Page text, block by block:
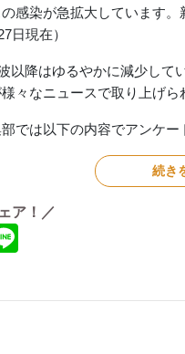
感染が急拡大しています
日現在）
以降はゆるやかに減少して
々なニュースで取り上げら
では以下の内容でアンケー
続き
ア！／